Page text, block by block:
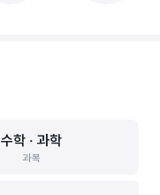
수학 ‧ 과학
과목